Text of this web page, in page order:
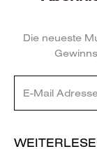
Die neueste